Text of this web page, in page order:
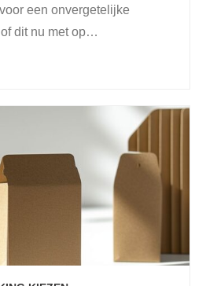
een onvergetelijke
dit nu met op…